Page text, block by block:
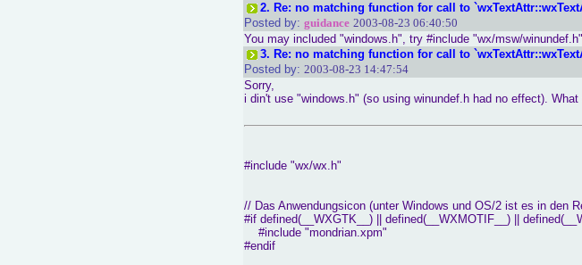
2. Re: no matching function for call to
Posted by: guidance 2003-08-23 06:40:50
You may included "windows.h", try #include "wx/msw/
3. Re: no matching function for call to
Posted by: 2003-08-23 14:47:54
Sorry,
i din't use "windows.h" (so using winundef.h had no effect).
#include "wx/wx.h"
// Das Anwendungsicon (unter Windows und OS/2 ist es in den
#if defined(__WXGTK__) || defined(__WXMOTIF__) ||
#include "mondrian.xpm"
#endif